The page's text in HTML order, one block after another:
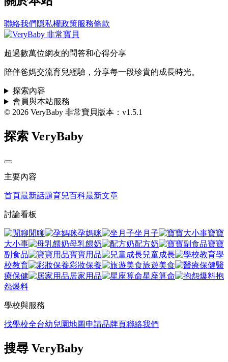
聯絡我們 隱私權政策服務條款
超過數萬位網友的問答和心得分享
陪伴爸媽交流育兒經驗，分享每一段珍貴的成長時光。
探索內容
會員與本站服務
© 2026 VeryBaby 非常寶貝版本：v1.5.1
探索 VeryBaby
主要內容
首頁最新話題育兒百科最新文章
討論看板
閒聊 孕媽咪 坐月子
寶寶
大小事
母乳餵奶 配方奶
寶寶
副食品
寶寶用品 兒童成長
學
校教育
彩妝保養 旅遊美食
醫
療保健
居家用品 星座算命
抱
怨爆料
學校與服務
找學校全台幼兒園地圖 申請品牌頁聯絡我們
搜尋 VeryBaby